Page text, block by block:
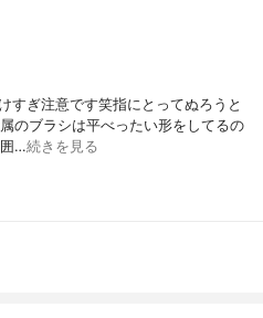
すぎ注意です笑指にとってぬろうと
のブラシは平べったい形をしてるの
…続きを見る